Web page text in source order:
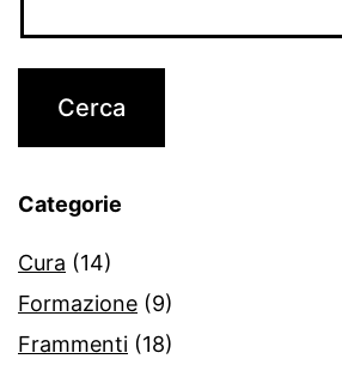
Categorie
Cura (14)
Formazione (9)
Frammenti (18)